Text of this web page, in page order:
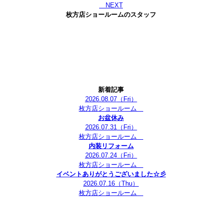
NEXT
枚方店ショールームのスタッフ
新着記事
2026.08.07（Fri）
枚方店ショールーム
お盆休み
2026.07.31（Fri）
枚方店ショールーム
内装リフォーム
2026.07.24（Fri）
枚方店ショールーム
イベントありがとうございました☆彡
2026.07.16 （Thu）
枚方店ショールーム